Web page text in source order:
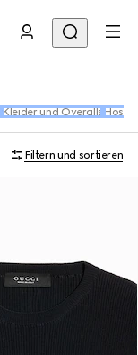
Kleider und Overalls
Filtern und sortieren